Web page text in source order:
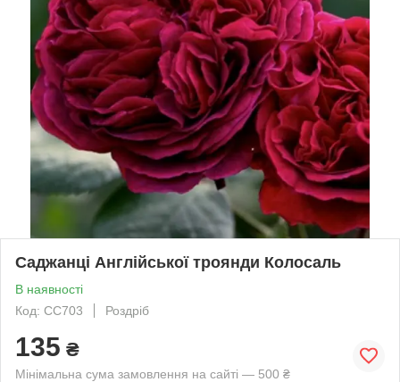
Саджанці Англійської троянди Колосаль
В наявності
Код: СС703
Роздріб
135 ₴
Мінімальна сума замовлення на сайті — 500 ₴